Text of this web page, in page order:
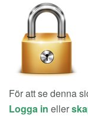
För att se denna
Logga in eller